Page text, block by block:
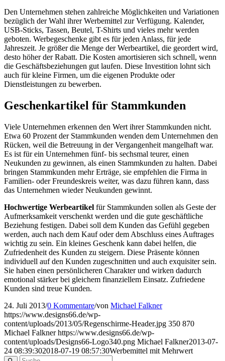
Den Unternehmen stehen zahlreiche Möglichkeiten und Variationen
bezüglich der Wahl ihrer Werbemittel zur Verfügung. Kalender,
USB-Sticks, Tassen, Beutel, T-Shirts und vieles mehr werden
geboten. Werbegeschenke gibt es für jeden Anlass, für jede
Jahreszeit. Je größer die Menge der Werbeartikel, die geordert wird,
desto höher der Rabatt. Die Kosten amortisieren sich schnell, wenn
die Geschäftsbeziehungen gut laufen. Diese Investition lohnt sich
auch für kleine Firmen, um die eigenen Produkte oder
Dienstleistungen zu bewerben.
Geschenkartikel für Stammkunden
Viele Unternehmen erkennen den Wert ihrer Stammkunden nicht.
Etwa 60 Prozent der Stammkunden wenden dem Unternehmen den
Rücken, weil die Betreuung in der Vergangenheit mangelhaft war.
Es ist für ein Unternehmen fünf- bis sechsmal teurer, einen
Neukunden zu gewinnen, als einen Stammkunden zu halten. Dabei
bringen Stammkunden mehr Erträge, sie empfehlen die Firma in
Familien- oder Freundeskreis weiter, was dazu führen kann, dass
das Unternehmen wieder Neukunden gewinnt.
Hochwertige Werbeartikel für Stammkunden sollen als Geste der
Aufmerksamkeit verschenkt werden und die gute geschäftliche
Beziehung festigen. Dabei soll dem Kunden das Gefühl gegeben
werden, auch nach dem Kauf oder dem Abschluss eines Auftrages
wichtig zu sein. Ein kleines Geschenk kann dabei helfen, die
Zufriedenheit des Kunden zu steigern. Diese Präsente können
individuell auf den Kunden zugeschnitten und auch exquisiter sein.
Sie haben einen persönlicheren Charakter und wirken dadurch
emotional stärker bei gleichem finanziellem Einsatz. Zufriedene
Kunden sind treue Kunden.
24. Juli 2013/0 Kommentare/von Michael Falkner
https://www.designs66.de/wp-
content/uploads/2013/05/Regenschirme-Header.jpg 350 870
Michael Falkner https://www.designs66.de/wp-
content/uploads/Designs66-Logo340.png Michael Falkner2013-07-
24 08:39:302018-07-19 08:57:30Werbemittel mit Mehrwert